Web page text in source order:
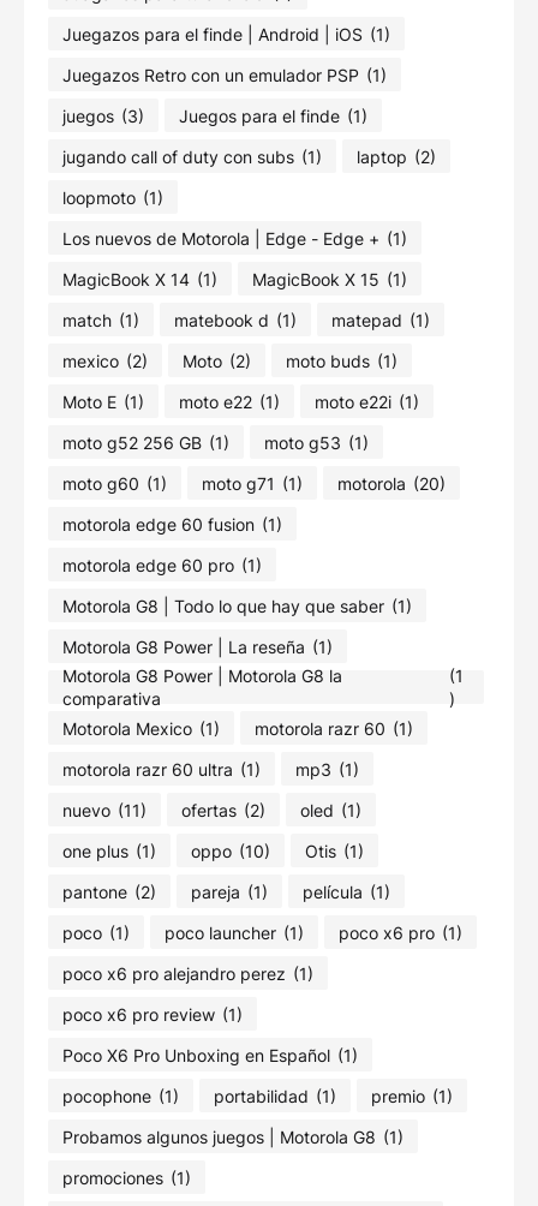
Juegazos para el finde | Android | iOS (1)
Juegazos Retro con un emulador PSP (1)
juegos (3) Juegos para el finde (1)
jugando call of duty con subs (1) laptop (2)
loopmoto (1)
Los nuevos de Motorola | Edge - Edge + (1)
MagicBook X 14 (1) MagicBook X 15 (1)
match (1) matebook d (1) matepad (1)
mexico (2) Moto (2) moto buds (1)
Moto E (1) moto e22 (1) moto e22i (1)
moto g52 256 GB (1) moto g53 (1)
moto g60 (1) moto g71 (1) motorola (20)
motorola edge 60 fusion (1)
motorola edge 60 pro (1)
Motorola G8 | Todo lo que hay que saber (1)
Motorola G8 Power | La reseña (1)
Motorola G8 Power | Motorola G8 la
comparativa
(1
)
Motorola Mexico (1) motorola razr 60 (1)
motorola razr 60 ultra (1) mp3 (1)
nuevo (11) ofertas (2) oled (1)
one plus (1) oppo (10) Otis (1)
pantone (2) pareja (1) película (1)
poco (1) poco launcher (1) poco x6 pro (1)
poco x6 pro alejandro perez (1)
poco x6 pro review (1)
Poco X6 Pro Unboxing en Español (1)
pocophone (1) portabilidad (1) premio (1)
Probamos algunos juegos | Motorola G8 (1)
promociones (1)